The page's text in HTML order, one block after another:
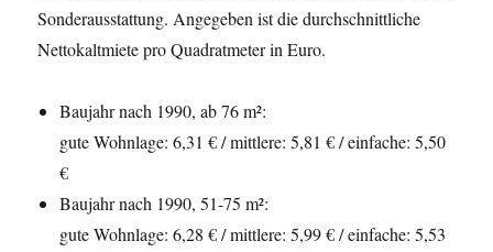
Sonderausstattung. Angegeben ist die durchschnittliche
Nettokaltmiete pro Quadratmeter in Euro.
Baujahr nach 1990, ab 76 m²:
gute Wohnlage: 6,31 € / mittlere: 5,81 € / einfache: 5,50
€
Baujahr nach 1990, 51-75 m²:
gute Wohnlage: 6,28 € / mittlere: 5,99 € / einfache: 5,53